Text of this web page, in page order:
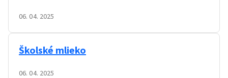
06. 04. 2025
Školské mlieko
06. 04. 2025